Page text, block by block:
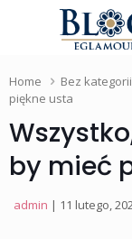
Home Bez kategorii
piękne usta
by mieć
admin | 11 lutego,